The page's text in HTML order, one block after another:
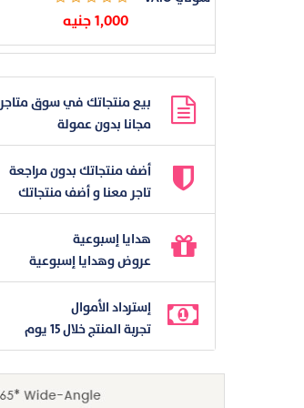
1,000 جنيه
بيع منتجاتك في سوق متاجر
مجانا بدون عمولة
أضف منتجاتك بدون مراجعة
تاجر معنا و أضف منتجاتك
هدايا إسبوعية
عروض وهدايا إسبوعية
إسترداد الأموال
تجربة المنتج خلال 15 يوم